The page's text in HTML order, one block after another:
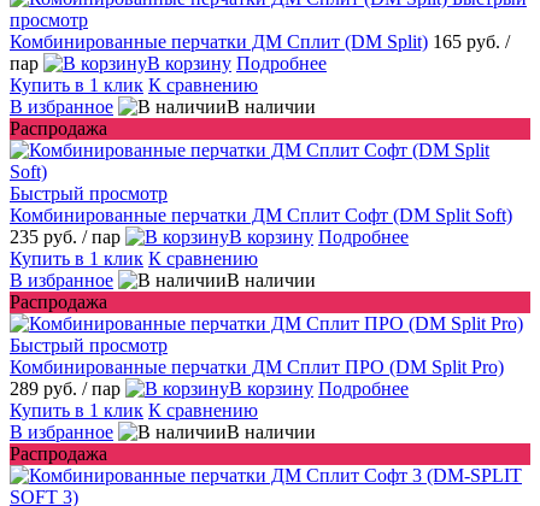
просмотр
Комбинированные перчатки ДМ Сплит (DM Split) 165 руб. /
пар
В корзину Подробнее
Купить в 1 клик К сравнению
В избранное
В наличии
Распродажа
Быстрый просмотр
Комбинированные перчатки ДМ Сплит Софт (DM Split Soft)
235 руб. / пар В корзину Подробнее
Купить в 1 клик К сравнению
В избранное
В наличии
Распродажа
Быстрый просмотр
Комбинированные перчатки ДМ Сплит ПРО (DM Split Pro)
289 руб. / пар В корзину Подробнее
Купить в 1 клик К сравнению
В избранное
В наличии
Распродажа